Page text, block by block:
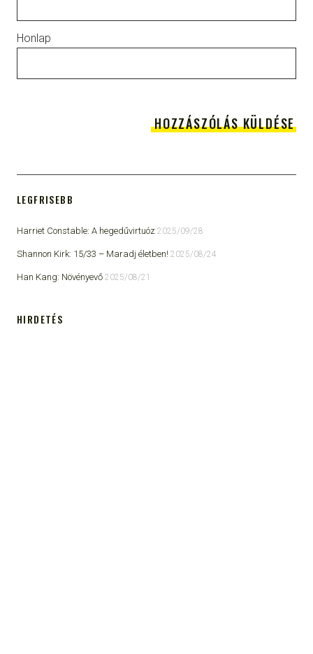
Honlap
LEGFRISEBB
Harriet Constable: A hegedűvirtuóz 2025/09/28
Shannon Kirk: 15/33 ​– Maradj életben! 2025/08/24
Han Kang: Növényevő 2025/08/21
HIRDETÉS